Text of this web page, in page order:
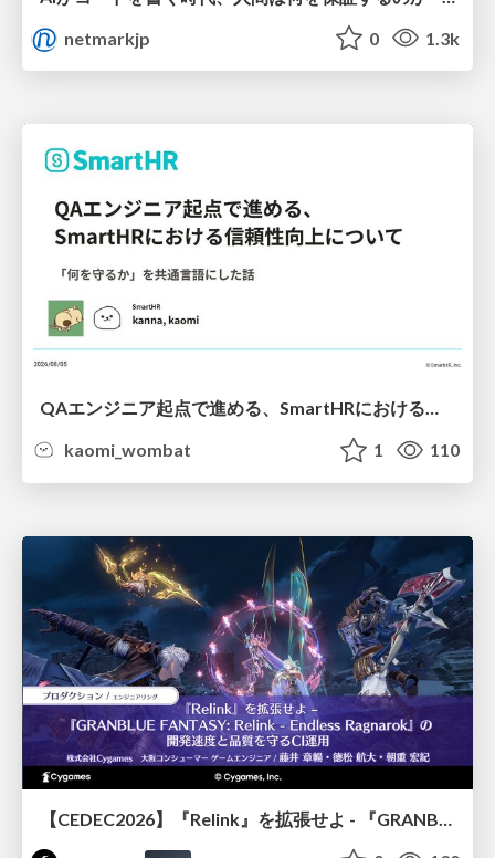
netmarkjp
0 1.3k
QAエンジニア起点で進める、SmartHRにおける信頼性向上について
kaomi_wombat
1 110
【CEDEC2026】『Relink』を拡張せよ - 『GRANBLUE FANTASY: Relink - Endless Ragnarok』の開発速度と品質を守るCI運用